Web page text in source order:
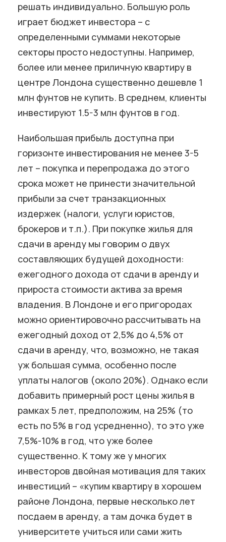
решать индивидуально. Большую роль
играет бюджет инвестора – с
определенными суммами некоторые
секторы просто недоступны. Например,
более или менее приличную квартиру в
центре Лондона существенно дешевле 1
млн фунтов не купить. В среднем, клиенты
инвестируют 1.5-3 млн фунтов в год.
Наибольшая прибыль доступна при
горизонте инвестирования не менее 3-5
лет – покупка и перепродажа до этого
срока может не принести значительной
прибыли за счет транзакционных
издержек (налоги, услуги юристов,
брокеров и т.п.). При покупке жилья для
сдачи в аренду мы говорим о двух
составляющих будущей доходности:
ежегодного дохода от сдачи в аренду и
прироста стоимости актива за время
владения. В Лондоне и его пригородах
можно ориентировочно рассчитывать на
ежегодный доход от 2,5% до 4,5% от
сдачи в аренду, что, возможно, не такая
уж большая сумма, особенно после
уплаты налогов (около 20%). Однако если
добавить примерный рост цены жилья в
рамках 5 лет, предположим, на 25% (то
есть по 5% в год усредненно), то это уже
7,5%-10% в год, что уже более
существенно. К тому же у многих
инвесторов двойная мотивация для таких
инвестиций – «купим квартиру в хорошем
районе Лондона, первые несколько лет
посдаем в аренду, а там дочка будет в
университете учиться или сами жить